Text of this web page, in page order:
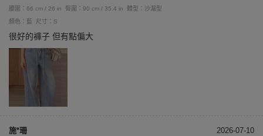
腰圍：66 cm / 26 in
臀圍：90 cm / 35.4 in
體型：沙漏型
顏色：藍
尺寸：S
很好的褲子 但有點偏大
施*珊 2026-07-10